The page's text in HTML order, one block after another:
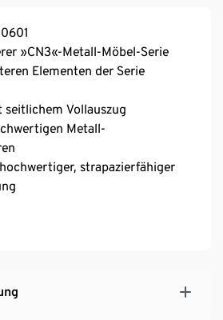
»CN3«-Metall-Möbel-Serie
Elementen der Serie
Vollauszug
Metall-
strapazierfähiger
und Knaufgriffen
Kunststofffüße – fester
zu finden unter den